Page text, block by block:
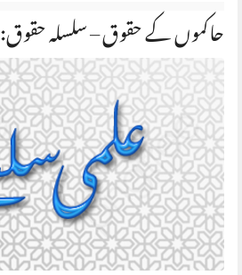
حاکموں کے حقوق – سلسلہ حقوق: 8